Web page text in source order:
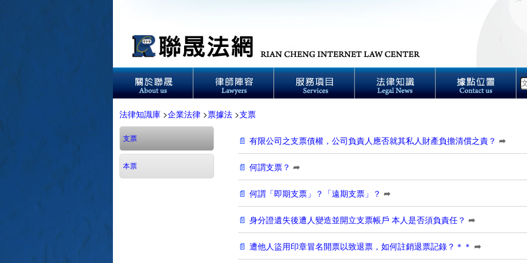
法律知識庫 >企業法律 >票據法 >支票
支票
本票
有限公司之支票債權，公司負責人應否就其私人財產負擔清償之責？ ➦
何謂支票？ ➦
何謂「即期支票」？「遠期支票」？ ➦
身分證遺失後遭人變造並開立支票帳戶 本人是否須負責任？ ➦
遭他人盜用印章冒名開票以致退票，如何註銷退票記錄？＊＊ ➦